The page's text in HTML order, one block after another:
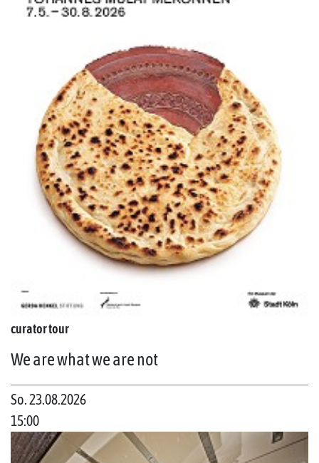
curator tour
We are what we are not
So. 23.08.2026
15:00